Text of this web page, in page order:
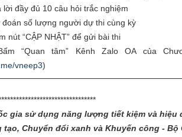
lời đầy đủ 10 câu hỏi trắc nghiệm
đoán số lượng người dự thi cùng kỳ
nút “CẬP NHẬT” để gửi bài thi
“Quan tâm” Kênh Zalo OA của
vneep3)
gia sử dụng năng lượng tiết kiệm và hiệu
tạo, Chuyển đổi xanh và Khuyến công - Bộ